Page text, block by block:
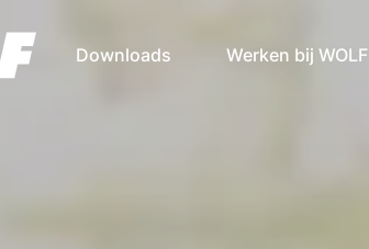
Downloads Werken bij WOLF